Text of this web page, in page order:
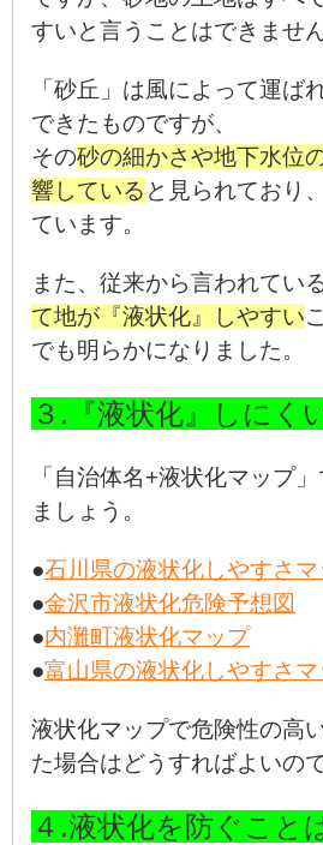
すいと言うことはできません
「砂丘」は風によって運ば
できたものですが、
その砂の細かさや地下水位
響している と見られており
ています。
また、従来から言われてい
て地が『液状化』しやすい
でも明らかになりました。
３.『液状化』しにく
「自治体名+液状化マップ
ましょう。
●石川県の液状化しやすさ
●金沢市液状化危険予想図
●内灘町液状化マップ
●富山県の液状化しやすさ
液状化マップで危険性の高
た場合はどうすればよいの
４.液状化を防ぐこと